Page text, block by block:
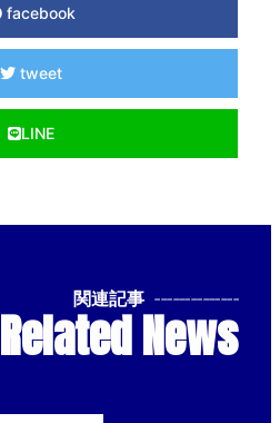
facebook
tweet
LINE
関連記事 --------------
Related News